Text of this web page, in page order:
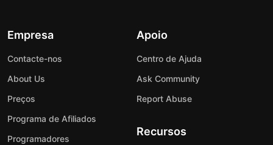
Empresa
Contacte-nos
About Us
Preços
Programa de Afiliados
Programadores
Apoio
Centro de Ajuda
Ask Community
Report Abuse
Recursos